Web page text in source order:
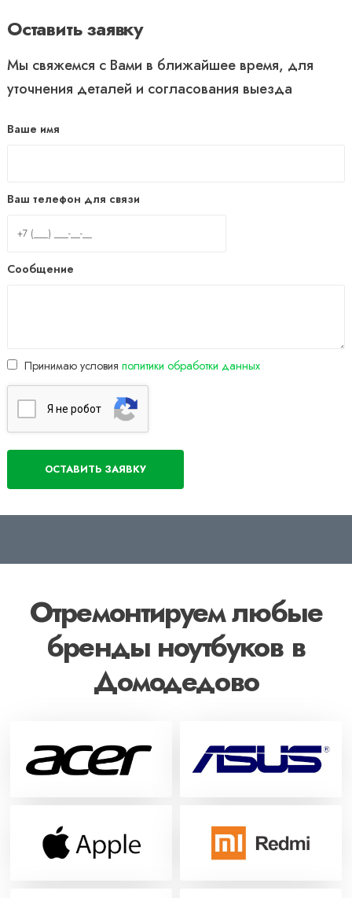
Оставить заявку
Мы свяжемся с Вами в ближайшее время, для
уточнения деталей и согласования выезда
Ваше имя
Ваш телефон для связи
Сообщение
Принимаю условия политики обработки данных
Я нe poбoт
Отремонтируем любые
бренды ноутбуков в
Домодедово